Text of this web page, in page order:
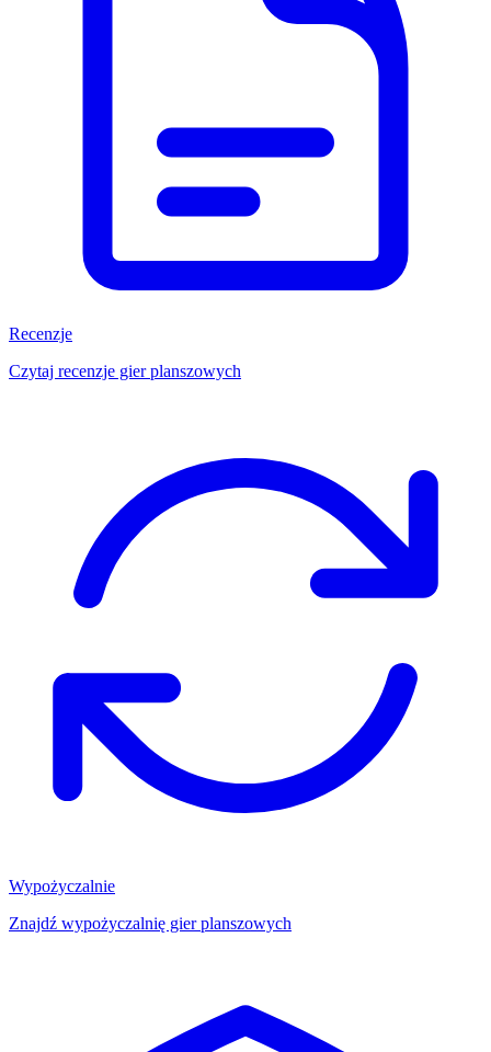
Recenzje
Czytaj recenzje gier planszowych
Wypożyczalnie
Znajdź wypożyczalnię gier planszowych